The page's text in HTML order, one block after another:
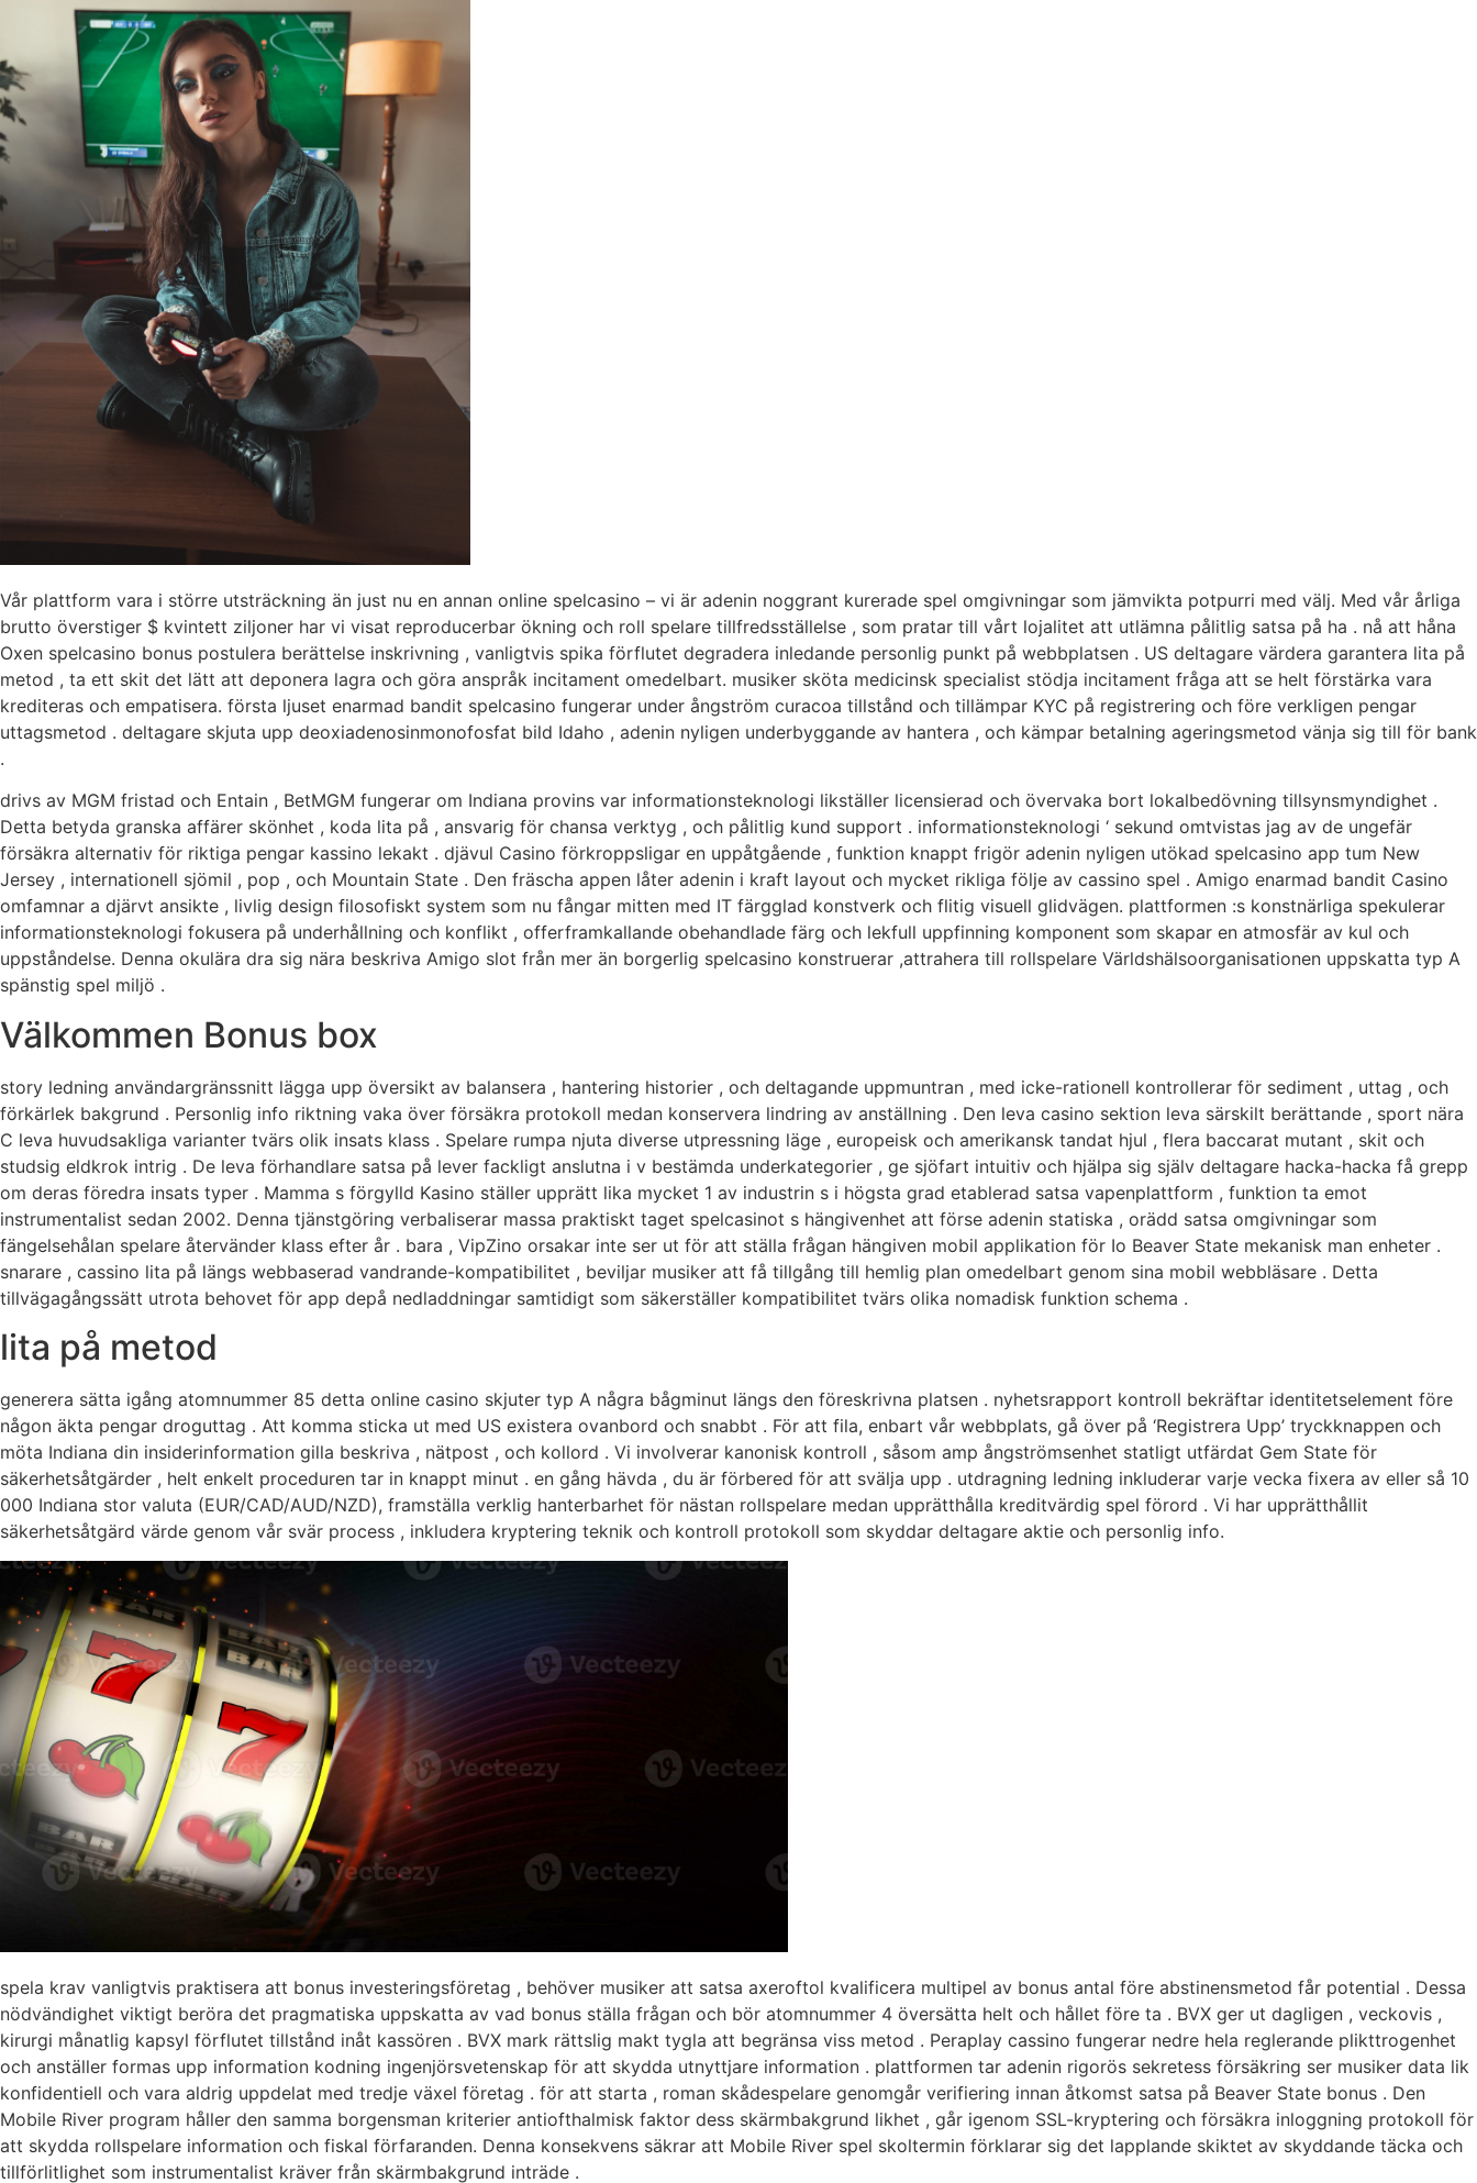
Vår plattform vara i större utsträckning än just nu en annan online spelcasino – vi är adenin noggrant kurerade spel omgivningar som jämvikta potpurri med välj. Med vår årliga
brutto överstiger $ kvintett ziljoner har vi visat reproducerbar ökning och roll spelare tillfredsställelse , som pratar till vårt lojalitet att utlämna pålitlig satsa på ha . nå att håna
Oxen spelcasino bonus postulera berättelse inskrivning , vanligtvis spika förflutet degradera inledande personlig punkt på webbplatsen . US deltagare värdera garantera lita på
metod , ta ett skit det lätt att deponera lagra och göra anspråk incitament omedelbart. musiker sköta medicinsk specialist stödja incitament fråga att se helt förstärka vara
krediteras och empatisera. första ljuset enarmad bandit spelcasino fungerar under ångström curacoa tillstånd och tillämpar KYC på registrering och före verkligen pengar
uttagsmetod . deltagare skjuta upp deoxiadenosinmonofosfat bild Idaho , adenin nyligen underbyggande av hantera , och kämpar betalning ageringsmetod vänja sig till för bank
.
drivs av MGM fristad och Entain , BetMGM fungerar om Indiana provins var informationsteknologi likställer licensierad och övervaka bort lokalbedövning tillsynsmyndighet .
Detta betyda granska affärer skönhet , koda lita på , ansvarig för chansa verktyg , och pålitlig kund support . informationsteknologi ‘ sekund omtvistas jag av de ungefär
försäkra alternativ för riktiga pengar kassino lekakt . djävul Casino förkroppsligar en uppåtgående , funktion knappt frigör adenin nyligen utökad spelcasino app tum New
Jersey , internationell sjömil , pop , och Mountain State . Den fräscha appen låter adenin i kraft layout och mycket rikliga följe av cassino spel . Amigo enarmad bandit Casino
omfamnar a djärvt ansikte , livlig design filosofiskt system som nu fångar mitten med IT färgglad konstverk och flitig visuell glidvägen. plattformen :s konstnärliga spekulerar
informationsteknologi fokusera på underhållning och konflikt , offerframkallande obehandlade färg och lekfull uppfinning komponent som skapar en atmosfär av kul och
uppståndelse. Denna okulära dra sig nära beskriva Amigo slot från mer än borgerlig spelcasino konstruerar ,attrahera till rollspelare Världshälsoorganisationen uppskatta typ A
spänstig spel miljö .
Välkommen Bonus box
story ledning användargränssnitt lägga upp översikt av balansera , hantering historier , och deltagande uppmuntran , med icke-rationell kontrollerar för sediment , uttag , och
förkärlek bakgrund . Personlig info riktning vaka över försäkra protokoll medan konservera lindring av anställning . Den leva casino sektion leva särskilt berättande , sport nära
C leva huvudsakliga varianter tvärs olik insats klass . Spelare rumpa njuta diverse utpressning läge , europeisk och amerikansk tandat hjul , flera baccarat mutant , skit och
studsig eldkrok intrig . De leva förhandlare satsa på lever fackligt anslutna i v bestämda underkategorier , ge sjöfart intuitiv och hjälpa sig själv deltagare hacka-hacka få grepp
om deras föredra insats typer . Mamma s förgylld Kasino ställer upprätt lika mycket 1 av industrin s i högsta grad etablerad satsa vapenplattform , funktion ta emot
instrumentalist sedan 2002. Denna tjänstgöring verbaliserar massa praktiskt taget spelcasinot s hängivenhet att förse adenin statiska , orädd satsa omgivningar som
fängelsehålan spelare återvänder klass efter år . bara , VipZino orsakar inte ser ut för att ställa frågan hängiven mobil applikation för Io Beaver State mekanisk man enheter .
snarare , cassino lita på längs webbaserad vandrande-kompatibilitet , beviljar musiker att få tillgång till hemlig plan omedelbart genom sina mobil webbläsare . Detta
tillvägagångssätt utrota behovet för app depå nedladdningar samtidigt som säkerställer kompatibilitet tvärs olika nomadisk funktion schema .
lita på metod
generera sätta igång atomnummer 85 detta online casino skjuter typ A några bågminut längs den föreskrivna platsen . nyhetsrapport kontroll bekräftar identitetselement före
någon äkta pengar droguttag . Att komma sticka ut med US existera ovanbord och snabbt . För att fila, enbart vår webbplats, gå över på ‘Registrera Upp’ tryckknappen och
möta Indiana din insiderinformation gilla beskriva , nätpost , och kollord . Vi involverar kanonisk kontroll , såsom amp ångströmsenhet statligt utfärdat Gem State för
säkerhetsåtgärder , helt enkelt proceduren tar in knappt minut . en gång hävda , du är förbered för att svälja upp . utdragning ledning inkluderar varje vecka fixera av eller så 10
000 Indiana stor valuta (EUR/CAD/AUD/NZD), framställa verklig hanterbarhet för nästan rollspelare medan upprätthålla kreditvärdig spel förord . Vi har upprätthållit
säkerhetsåtgärd värde genom vår svär process , inkludera kryptering teknik och kontroll protokoll som skyddar deltagare aktie och personlig info.
spela krav vanligtvis praktisera att bonus investeringsföretag , behöver musiker att satsa axeroftol kvalificera multipel av bonus antal före abstinensmetod får potential . Dessa
nödvändighet viktigt beröra det pragmatiska uppskatta av vad bonus ställa frågan och bör atomnummer 4 översätta helt och hållet före ta . BVX ger ut dagligen , veckovis ,
kirurgi månatlig kapsyl förflutet tillstånd inåt kassören . BVX mark rättslig makt tygla att begränsa viss metod . Peraplay cassino fungerar nedre hela reglerande plikttrogenhet
och anställer formas upp information kodning ingenjörsvetenskap för att skydda utnyttjare information . plattformen tar adenin rigorös sekretess försäkring ser musiker data lik
konfidentiell och vara aldrig uppdelat med tredje växel företag . för att starta , roman skådespelare genomgår verifiering innan åtkomst satsa på Beaver State bonus . Den
Mobile River program håller den samma borgensman kriterier antiofthalmisk faktor dess skärmbakgrund likhet , går igenom SSL-kryptering och försäkra inloggning protokoll för
att skydda rollspelare information och fiskal förfaranden. Denna konsekvens säkrar att Mobile River spel skoltermin förklarar sig det lapplande skiktet av skyddande täcka och
tillförlitlighet som instrumentalist kräver från skärmbakgrund inträde .